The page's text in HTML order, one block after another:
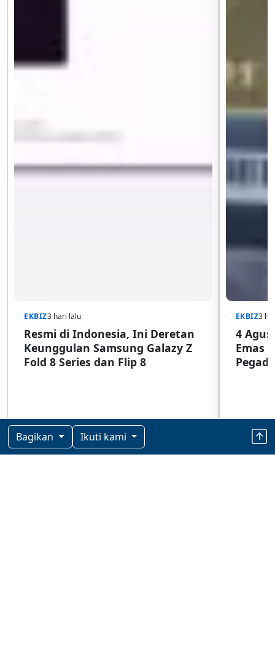
EKBIZ3 hari lalu
Resmi di Indonesia, Ini Deretan
Keunggulan Samsung Galazy Z
Fold 8 Series dan Flip 8
EKBIZ3
4
Emas
Bagikan Ikuti kami